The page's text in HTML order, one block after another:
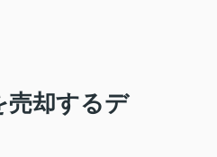
売却するデ